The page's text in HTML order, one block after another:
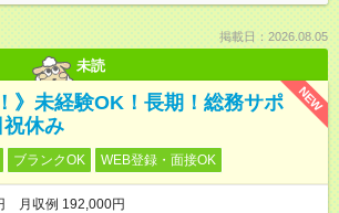
掲載日：2026.08.05
未読
NEW
》未経験OK！長期！総務サポ
休み
ブランクOK WEB登録・面接OK
月収例 192,000円